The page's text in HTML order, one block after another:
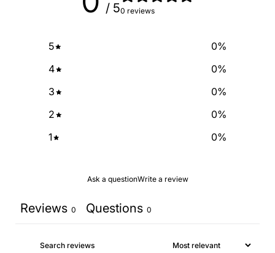
/ 50 reviews
5 0%
4
0%
3
0%
2
0%
1
0%
Ask a questionWrite a review
Reviews 0 Questions 0